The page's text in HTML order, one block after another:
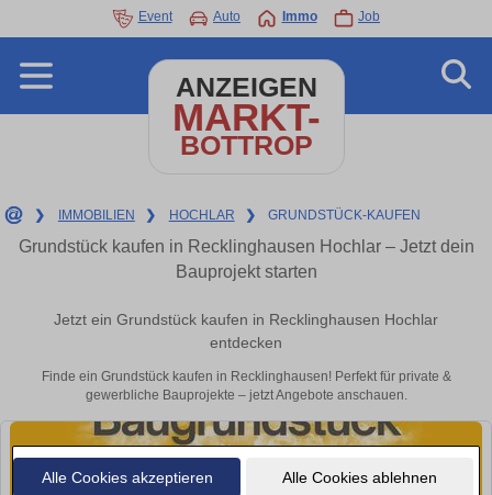
Alle Cookies akzeptieren Alle Cookies ablehnen
Event Auto Immo Job
ANZEIGEN
MARKT-
BOTTROP
❯ IMMOBILIEN ❯ HOCHLAR ❯ GRUNDSTÜCK-KAUFEN
Grundstück kaufen in Recklinghausen Hochlar – Jetzt dein
Bauprojekt starten
Jetzt ein Grundstück kaufen in Recklinghausen Hochlar
entdecken
Finde ein Grundstück kaufen in Recklinghausen! Perfekt für private &
gewerbliche Bauprojekte – jetzt Angebote anschauen.